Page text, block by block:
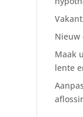
Nieuw
Maak
lente